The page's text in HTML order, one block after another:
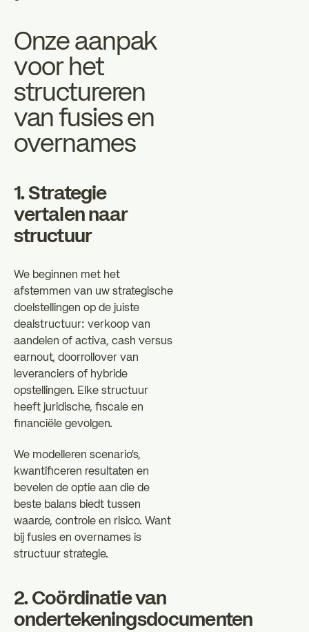
Onze aanpak
voor het
structureren
van fusies en
overnames
1. Strategie
vertalen naar
structuur
We beginnen met het
afstemmen van uw strategische
doelstellingen op de juiste
dealstructuur: verkoop van
aandelen of activa, cash versus
earnout, doorrollover van
leveranciers of hybride
opstellingen. Elke structuur
heeft juridische, fiscale en
financiële gevolgen.
We modelleren scenario's,
kwantificeren resultaten en
bevelen de optie aan die de
beste balans biedt tussen
waarde, controle en risico. Want
bij fusies en overnames is
structuur strategie.
2. Coördinatie van
ondertekeningsdocumenten